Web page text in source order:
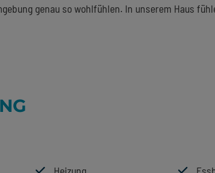
genau so wohlfühlen. In unserem Haus